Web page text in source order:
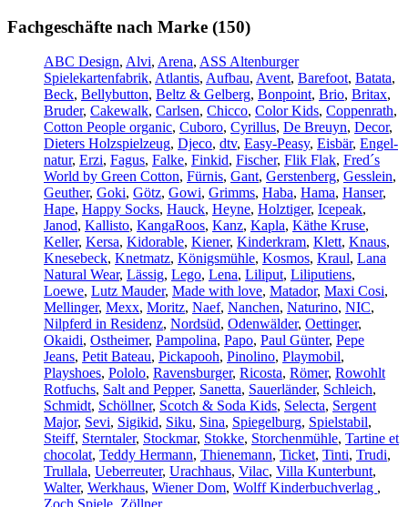
Fachgeschäfte nach Marke (150)
ABC Design, Alvi, Arena, ASS Altenburger
Spielekartenfabrik, Atlantis, Aufbau, Avent, Barefoot, Batata,
Beck, Bellybutton, Beltz & Gelberg, Bonpoint, Brio, Britax,
Bruder, Cakewalk, Carlsen, Chicco, Color Kids, Coppenrath,
Cotton People organic, Cuboro, Cyrillus, De Breuyn, Decor,
Dieters Holzspielzeug, Djeco, dtv, Easy-Peasy, Eisbär, Engel-
natur, Erzi, Fagus, Falke, Finkid, Fischer, Flik Flak, Fred´s
World by Green Cotton, Fürnis, Gant, Gerstenberg, Gesslein,
Geuther, Goki, Götz, Gowi, Grimms, Haba, Hama, Hanser,
Hape, Happy Socks, Hauck, Heyne, Holztiger, Icepeak,
Janod, Kallisto, KangaRoos, Kanz, Kapla, Käthe Kruse,
Keller, Kersa, Kidorable, Kiener, Kinderkram, Klett, Knaus,
Knesebeck, Knetmatz, Königsmühle, Kosmos, Kraul, Lana
Natural Wear, Lässig, Lego, Lena, Liliput, Liliputiens,
Loewe, Lutz Mauder, Made with love, Matador, Maxi Cosi,
Mellinger, Mexx, Moritz, Naef, Nanchen, Naturino, NIC,
Nilpferd in Residenz, Nordsüd, Odenwälder, Oettinger,
Okaidi, Ostheimer, Pampolina, Papo, Paul Günter, Pepe
Jeans, Petit Bateau, Pickapooh, Pinolino, Playmobil,
Playshoes, Pololo, Ravensburger, Ricosta, Römer, Rowohlt
Rotfuchs, Salt and Pepper, Sanetta, Sauerländer, Schleich,
Schmidt, Schöllner, Scotch & Soda Kids, Selecta, Sergent
Major, Sevi, Sigikid, Siku, Sina, Spiegelburg, Spielstabil,
Steiff, Sterntaler, Stockmar, Stokke, Storchenmühle, Tartine et
chocolat, Teddy Hermann, Thienemann, Ticket, Tinti, Trudi,
Trullala, Ueberreuter, Urachhaus, Vilac, Villa Kunterbunt,
Walter, Werkhaus, Wiener Dom, Wolff Kinderbuchverlag ,